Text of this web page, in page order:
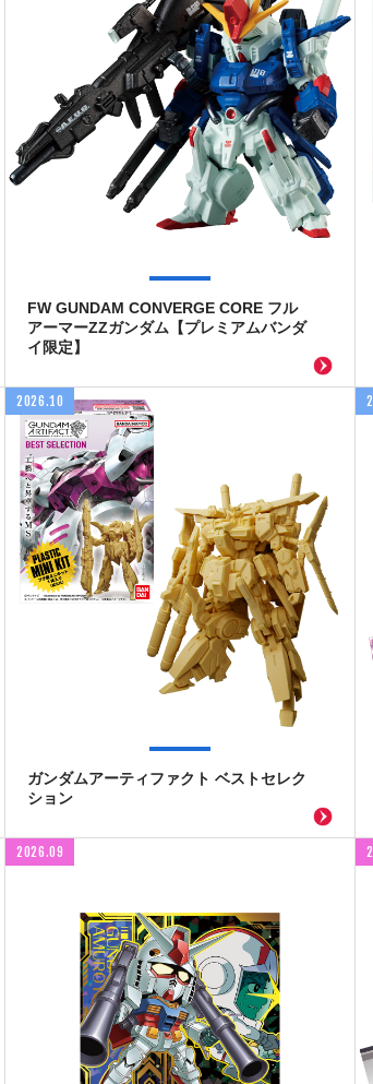
FW GUNDAM CONVERGE CORE フル
アーマーZZガンダム【プレミアムバンダ
イ限定】
2026.10
ガンダムアーティファクト ベストセレク
ション
2026.09